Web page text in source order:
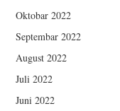
Oktobar 2022
Septembar 2022
August 2022
Juli 2022
Juni 2022